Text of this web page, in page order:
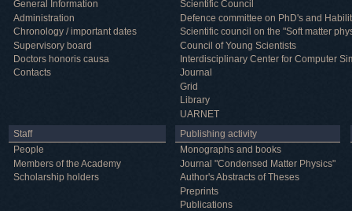
General Information
Administration
Chronology / important dates
Supervisory board
Doctors honoris causa
Contacts
Scientific Council
Defence committee on PhD's and
Scientific council on the "Soft matter
Council of Young Scientists
Interdisciplinary Center for Computer
Journal
Grid
Library
UARNET
Staff
People
Members of the Academy
Scholarship holders
Publishing activity
Monographs and books
Journal "Condensed Matter Physics"
Author's Abstracts of Theses
Preprints
Publications